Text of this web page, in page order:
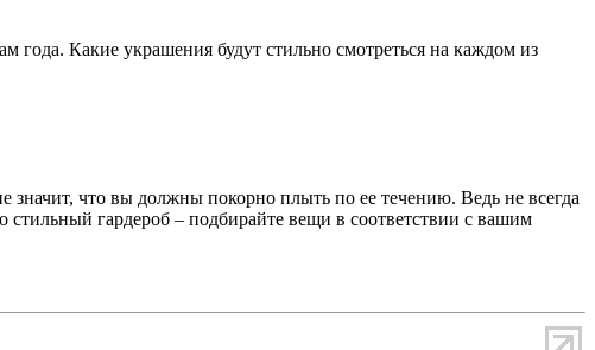
Какие украшения будут стильно смотреться на каждом из
значит, что вы должны покорно плыть по ее течению. Ведь не всегда
гардероб – подбирайте вещи в соответствии с вашим